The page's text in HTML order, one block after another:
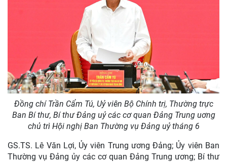
Đồng chí Trần Cẩm Tú, Uỷ viên Bộ Chính trị, Thường trực
Ban Bí thư, Bí thư Đảng uỷ các cơ quan Đảng Trung uơng
chủ trì Hội nghị Ban Thường vụ Đảng uỷ tháng 6
GS.TS. Lê Văn Lợi, Ủy viên Trung ương Đảng; Ủy viên Ban
Thường vụ Đảng ủy các cơ quan Đảng Trung ương; Bí thư